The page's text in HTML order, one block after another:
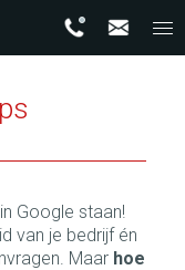
Google staan!
van je bedrijf én
Maar hoe